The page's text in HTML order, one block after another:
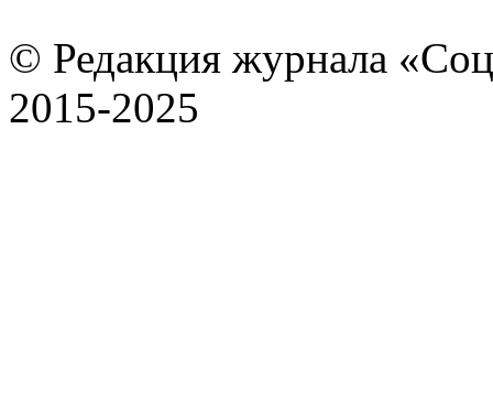
© Редакция журнала
2015-2025